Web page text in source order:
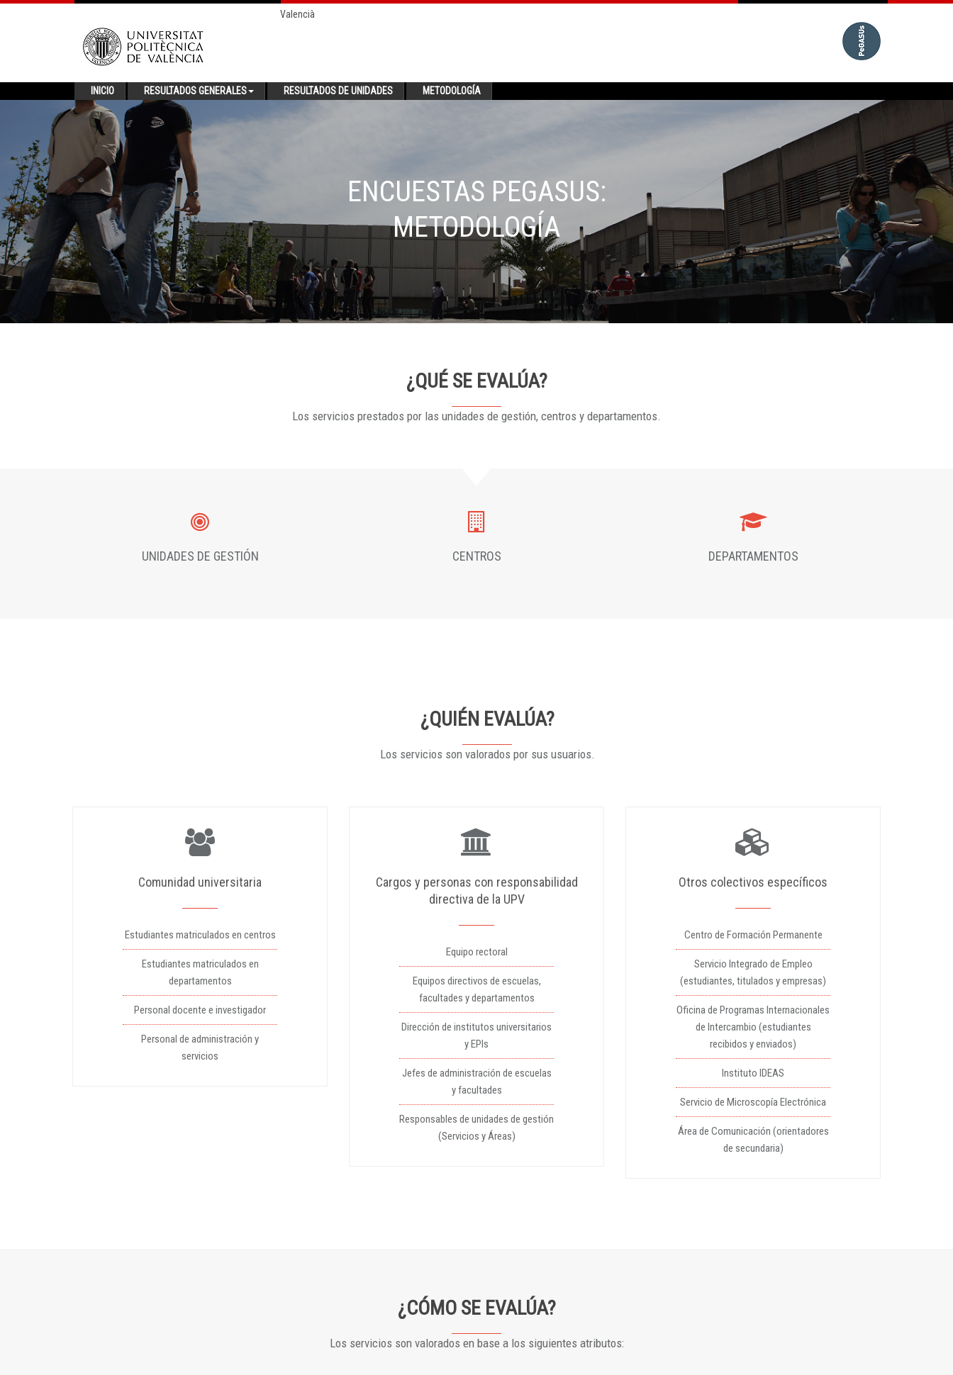
Valencià
INICIO RESULTADOS GENERALES RESULTADOS DE UNIDADES METODOLOGÍA
ENCUESTAS PEGASUS:
METODOLOGÍA
¿QUÉ SE EVALÚA?
Los servicios prestados por las unidades de gestión, centros y departamentos.
UNIDADES DE GESTIÓN CENTROS DEPARTAMENTOS
¿QUIÉN EVALÚA?
Los servicios son valorados por sus usuarios.
Comunidad universitaria
Estudiantes matriculados en centros
Estudiantes matriculados en
departamentos
Personal docente e investigador
Personal de administración y
servicios
Cargos y personas con responsabilidad
directiva de la UPV
Equipo rectoral
Equipos directivos de escuelas,
facultades y departamentos
Dirección de institutos universitarios
y EPIs
Jefes de administración de escuelas
y facultades
Responsables de unidades de gestión
(Servicios y Áreas)
Otros colectivos específicos
Centro de Formación Permanente
Servicio Integrado de Empleo
(estudiantes, titulados y empresas)
Oficina de Programas Internacionales
de Intercambio (estudiantes
recibidos y enviados)
Instituto IDEAS
Servicio de Microscopía Electrónica
Área de Comunicación (orientadores
de secundaria)
¿CÓMO SE EVALÚA?
Los servicios son valorados en base a los siguientes atributos: